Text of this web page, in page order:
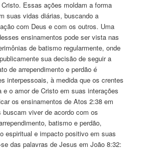
Essas ações moldam a forma
suas vidas diárias, buscando a
com Deus e com os outros. Uma
ensinamentos pode ser vista nas
de batismo regularmente, onde
sua decisão de seguir a
de arrependimento e perdão é
interpessoais, à medida que os crentes
e o amor de Cristo em suas interações
os ensinamentos de Atos 2:38 em
viver de acordo com os
batismo e perdão,
espiritual e impacto positivo em suas
das palavras de Jesus em João 8:32: